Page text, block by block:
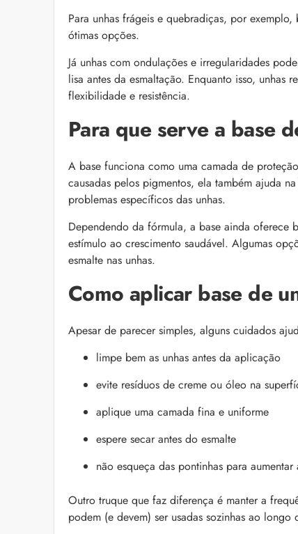
Para unhas frágeis e quebradiças, por
ótimas opções.
Já unhas com ondulações e irregularidades
lisa antes da esmaltação. Enquanto isso, unhas
flexibilidade e resistência.
Para que serve a base
A base funciona como uma camada de
causadas pelos pigmentos, ela também ajuda
problemas específicos das unhas.
Dependendo da fórmula, a base ainda oferece
estímulo ao crescimento saudável. Algumas
esmalte nas unhas.
Como aplicar base de
Apesar de parecer simples, alguns cuidados
limpe bem as unhas antes da aplicação
evite resíduos de creme ou óleo na
aplique uma camada fina e uniforme
espere secar antes do esmalte
não esqueça das pontinhas para
Outro truque que faz diferença é manter a
podem (e devem) ser usadas sozinhas ao